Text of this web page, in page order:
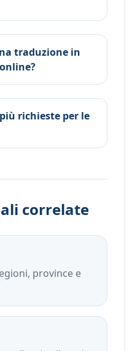
traduzione in
richieste per le
correlate
province e